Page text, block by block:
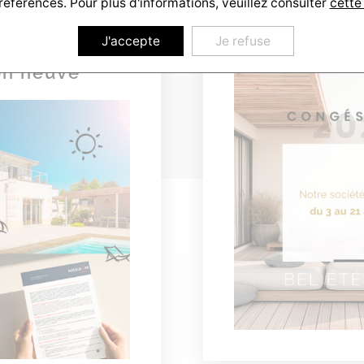
atouts de
neuve
J'accepte Je refuse